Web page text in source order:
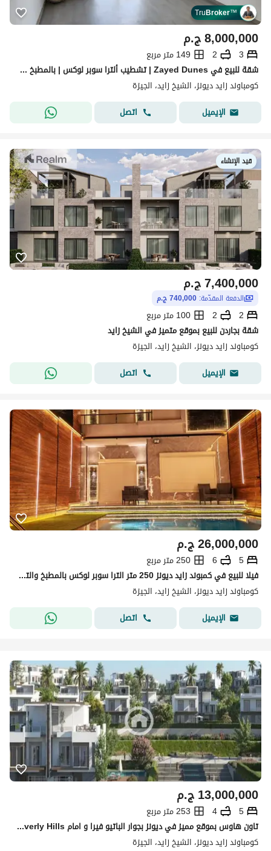
TruBroker™
ج.م8,000,000
3
2
149 متر مربع
شقة للبيع في Zayed Dunes | تشطيب ألترا سوبر لوكس | بالمطبخ والتكييفات
كومباوند زايد ديونز، الشيخ زايد، الجيزة
الإيميل
اتصل
قيد الإنشاء
ج.م7,400,000
الدفعة المقدّمة: 740,000 ج.م
2
2
100 متر مربع
شقة بجاردن للبيع بموقع متميز في الشيخ زايد
كومباوند زايد ديونز، الشيخ زايد، الجيزة
الإيميل
اتصل
ج.م26,000,000
5
6
250 متر مربع
فيلا للبيع في كمبوند زايد ديونز 250 متر الترا سوبر لوكس بالمطبخ والتكييفات مدينة الشيخ زايد
كومباوند زايد ديونز، الشيخ زايد، الجيزة
الإيميل
اتصل
ج.م13,000,000
5
4
253 متر مربع
تاون هاوس بموقع مميز في ديونز بجوار الباتيو فيرا و امام Beverly Hills و بالقرب من Arkan Plaza
كومباوند زايد ديونز، الشيخ زايد، الجيزة